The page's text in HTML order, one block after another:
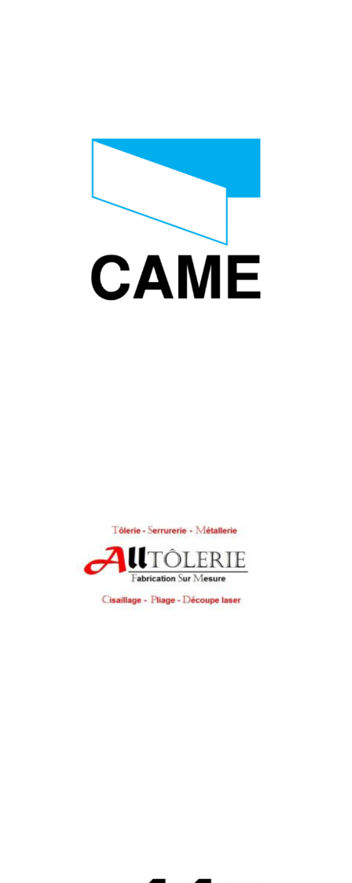
Came conçoit er fabrique des solutions en motorisation
fait par l’homme et au service de l’homme. Ils sont en
perpétuels recherche pour améliorer l’expérience client.
All tolerie est une entité basée à Torcy expert dans la
fabrication de tôle sur mesure. Nous travaillons
régulièrement ensemble et ceux depuis plus de 20 ans.